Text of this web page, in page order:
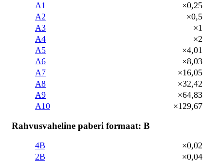
A1
×0,25
A2
×0,5
A3
×1
A4
×2
A5
×4,01
A6
×8,03
A7
×16,05
A8
×32,42
A9
×64,83
A10
×129,67
Rahvusvaheline paberi formaat: B
4B
×0,02
2B
×0,04